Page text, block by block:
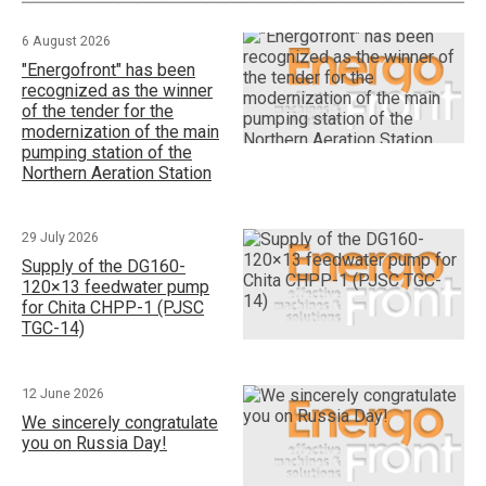
6 August 2026
"Energofront" has been
recognized as the winner
of the tender for the
modernization of the main
pumping station of the
Northern Aeration Station
29 July 2026
Supply of the DG160-
120×13 feedwater pump
for Chita CHPP-1 (PJSC
TGC-14)
12 June 2026
We sincerely congratulate
you on Russia Day!